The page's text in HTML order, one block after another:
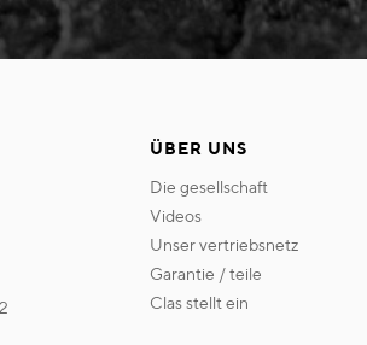
ÜBER UNS
die gesellschaft
videos
unser vertriebsnetz
garantie / teile
clas stellt ein